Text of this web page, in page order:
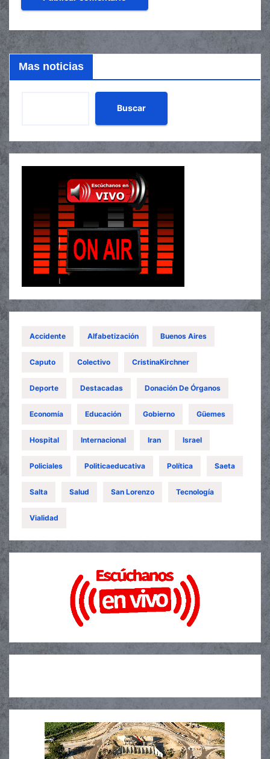
Mas noticias
Buscar
Accidente Alfabetización Buenos Aires
Caputo Colectivo CristinaKirchner
Deporte Destacadas Donación De Órganos
Economía Educación Gobierno Güemes
Hospital Internacional Iran Israel
Policiales Politicaeducativa Política Saeta
Salta Salud San Lorenzo Tecnología
Vialidad